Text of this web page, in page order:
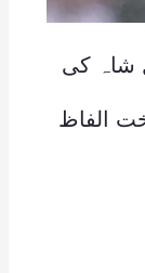
شاہ کی
الفاظ